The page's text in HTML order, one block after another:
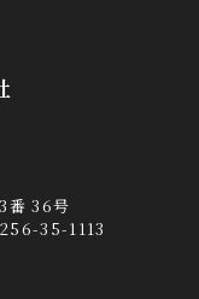
番 36号
35-1113